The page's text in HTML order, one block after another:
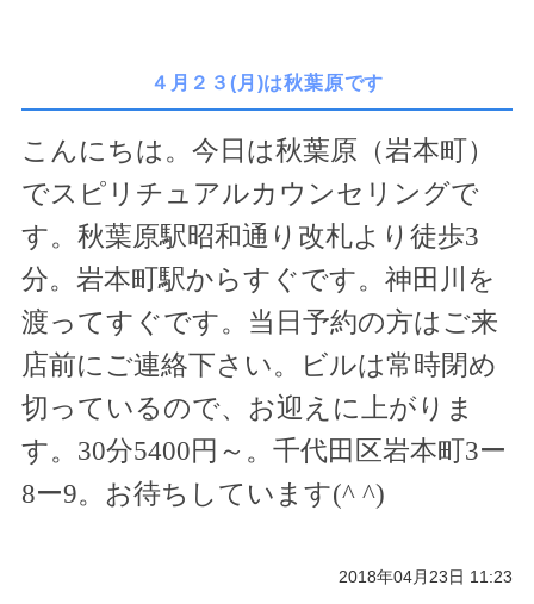
４月２３(月)は秋葉原です
こんにちは。今日は秋葉原（岩本町）
でスピリチュアルカウンセリングで
す。秋葉原駅昭和通り改札より徒歩3
分。岩本町駅からすぐです。神田川を
渡ってすぐです。当日予約の方はご来
店前にご連絡下さい。ビルは常時閉め
切っているので、お迎えに上がりま
す。 30分5400 円～。千代田区岩本町3ー
8ー9。お待ちしています(^ ^)
2018年04月23日 11:23